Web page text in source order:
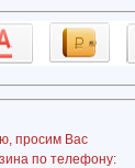
просим Вас
по телефону: